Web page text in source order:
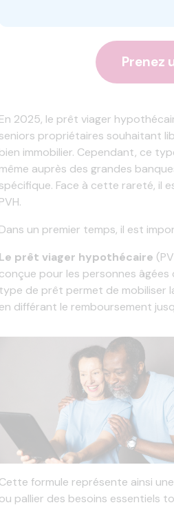
Prenez
2025, le prêt viager
propriétaires souhaitant
immobilier. Cependant, ce
auprès des grandes
Face à cette rareté, il
un premier temps, il est
prêt viager hypothécaire
pour les personnes âgées
de prêt permet de mobiliser
différant le remboursement
formule représente ainsi
pallier des besoins essentiels